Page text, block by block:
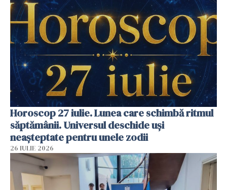
Horoscop 27 iulie. Lunea care schimbă ritmul
săptămânii. Universul deschide uși
neașteptate pentru unele zodii
26 IULIE 2026